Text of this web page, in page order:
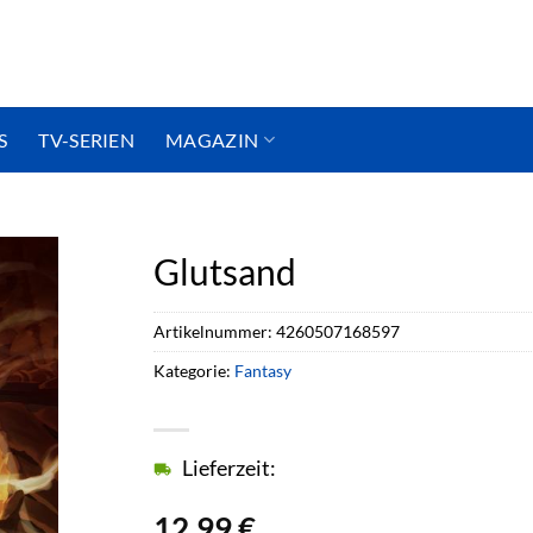
TV-SERIEN MAGAZIN
Glutsand
Lieferzeit:
Artikelnummer: 4260507168597
Kategorie: Fantasy